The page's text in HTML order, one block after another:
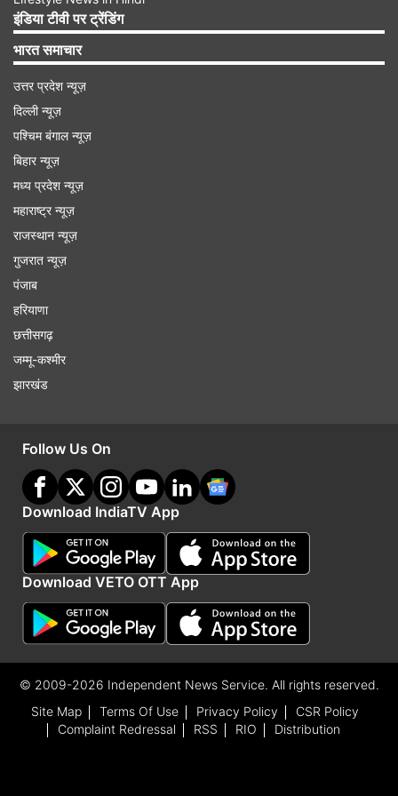
साई सुदर्शन के भी 440 ही रन हैं, लेकिन वैभव का स्ट्राइक
रेट 236.55 होने के कारण वह उनसे आगे बने हुए हैं। सुदर्शन
का स्ट्राइक रेट 157.70 है।
IPL 2026 में अब तक सबसे ज्यादा रन बनाने वाले
हेनरिक क्लासेन - 494
अभिषेक शर्मा - 475
केएल राहुल - 468
शुभमन गिल - 462
वैभव सूर्यवंशी - 440
साई सुदर्शन - 440
रबाडा बने नंबर-1
अगर पर्पल कैप की बात करें तो कगिसो रबाडा ने दो विकेट
इंडिया टीवी पर ट्रेंडिंग
भारत समाचार
उत्तर प्रदेश न्यूज़
दिल्ली न्यूज़
पश्चिम बंगाल न्यूज़
बिहार न्यूज़
मध्य प्रदेश न्यूज़
महाराष्ट्र न्यूज़
राजस्थान न्यूज़
गुजरात न्यूज़
पंजाब
हरियाणा
छत्तीसगढ़
जम्मू-कश्मीर
झारखंड
Follow Us On
Download IndiaTV App
Download VETO OTT App
© 2009-2026 Independent News Service. All rights reserved.
Site Map
Terms Of Use Privacy Policy
CSR Policy
Complaint Redressal
RSS RIO Distribution